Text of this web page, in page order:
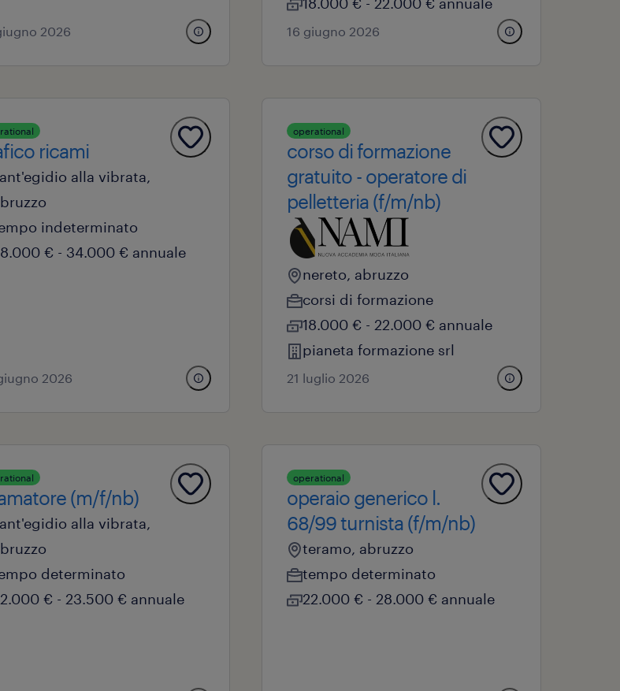
2026 16 giugno 2026
ricami
alla vibrata,
indeterminato
€ - 34.000 € annuale
2026
operational
corso di formazione
gratuito - operatore di
pelletteria (f/m/nb)
nereto, abruzzo
corsi di formazione
18.000 € - 22.000 € annuale
pianeta formazione srl
21 luglio 2026
(m/f/nb)
alla vibrata,
determinato
€ - 23.500 € annuale
operational
operaio generico l.
68/99 turnista (f/m/nb)
teramo, abruzzo
tempo determinato
22.000 € - 28.000 € annuale